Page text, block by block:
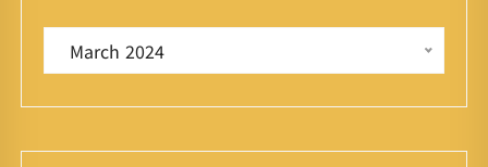
:
ひ
March 2024